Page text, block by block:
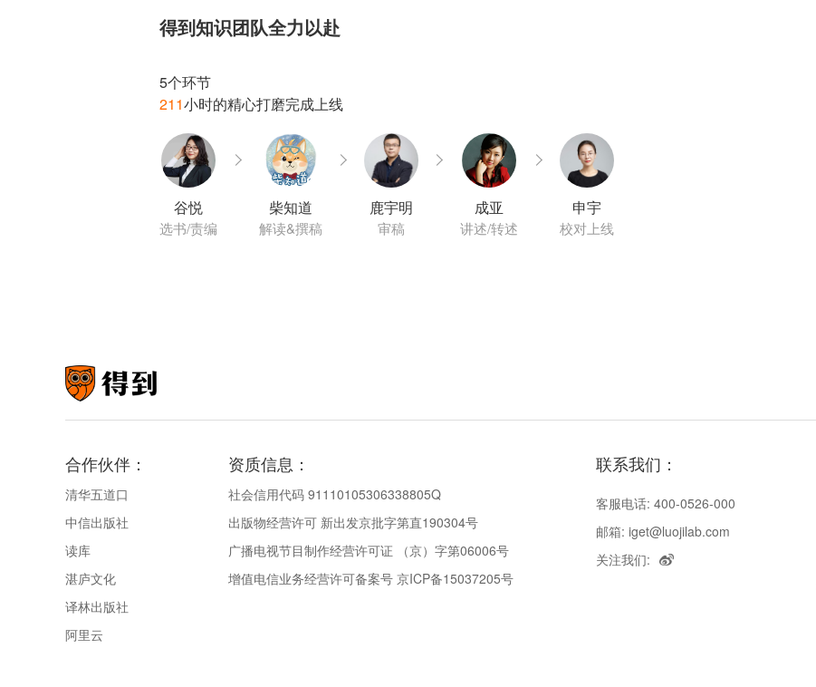
得到知识团队全力以赴
5个环节
211
小时的精心打磨完成上线
谷悦
选书/责编
柴知道
解读&撰稿
鹿宇明
审稿
成亚
讲述/转述
申宇
校对上线
合作伙伴：
清华五道口
中信出版社
读库
湛庐文化
译林出版社
阿里云
资质信息：
社会信用代码 91110105306338805Q
出版物经营许可 新出发京批字第直190304号
广播电视节目制作经营许可证 （京）字第06006号
增值电信业务经营许可备案号 京ICP备15037205号
联系我们：
客服电话: 400-0526-000
邮箱: iget@luojilab.com
关注我们: